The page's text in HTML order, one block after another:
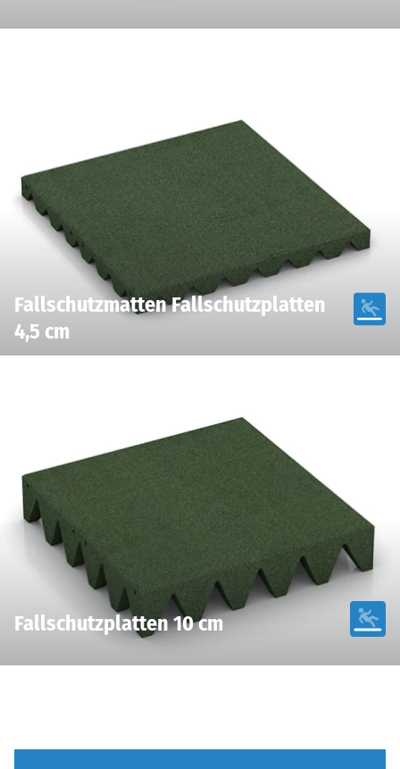
Fallschutzmatten Fallschutzplatten
4,5 cm
Fallschutzplatten 10 cm